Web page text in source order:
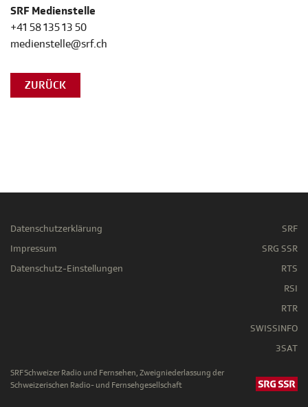
SRF Medienstelle
+41 58 135 13 50
medienstelle@srf.ch
ZURÜCK
Datenschutzerklärung
Impressum
Datenschutz-Einstellungen
SRF
SRG SSR
RTS
RSI
RTR
SWISSINFO
3SAT
SRF Schweizer Radio und Fernsehen, Zweigniederlassung der
Schweizerischen Radio- und Fernsehgesellschaft